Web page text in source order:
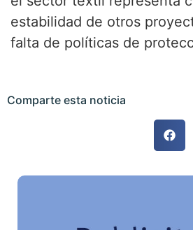
estabilidad de otros
falta de políticas de
Comparte esta noticia